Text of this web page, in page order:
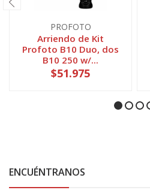
PROFOTO
Arriendo de Kit
Profoto B10 Duo, dos
B10 250 w/...
$51.975
ENCUÉNTRANOS